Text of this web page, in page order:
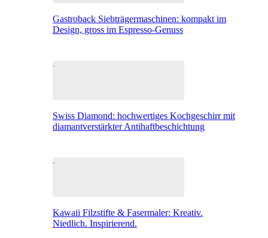
Gastroback Siebträgermaschinen: kompakt im
Design, gross im Espresso-Genuss
Swiss Diamond: hochwertiges Kochgeschirr mit
diamantverstärkter Antihaftbeschichtung
Kawaii Filzstifte & Fasermaler: Kreativ.
Niedlich. Inspirierend.